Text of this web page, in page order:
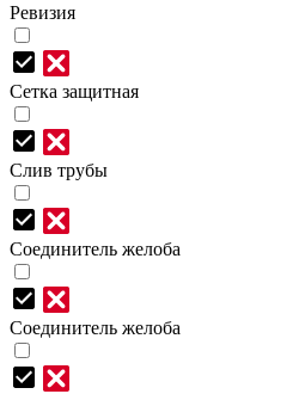
Ревизия
Сетка защитная
Слив трубы
Соединитель желоба
Соединитель желоба